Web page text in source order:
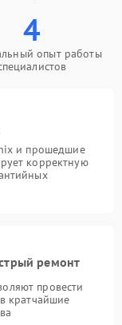
4
опыт работы
и прошедшие
корректную
ремонт
провести
кратчайшие